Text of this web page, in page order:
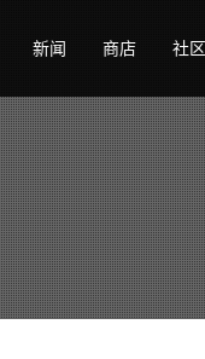
新闻 商店 社